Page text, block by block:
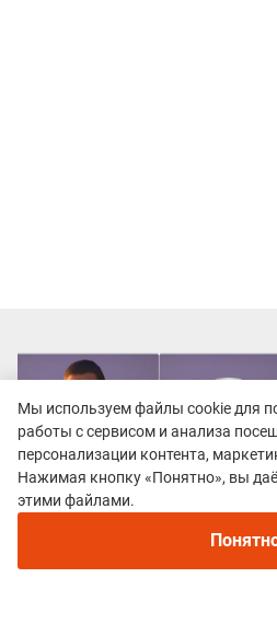
Рекомендуем
Непромокаемые
трейлраннинга
Мы используем файлы cookie для
работы с сервисом и анализа
персонализации контента,
Нажимая кнопку «Понятно», вы
этими файлами.